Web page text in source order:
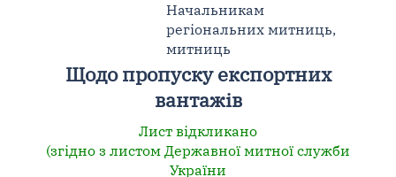
Начальникам
регіональних митниць,
митниць
Щодо пропуску експортних
вантажів
Лист відкликано
(згідно з листом Державної митної служби
України